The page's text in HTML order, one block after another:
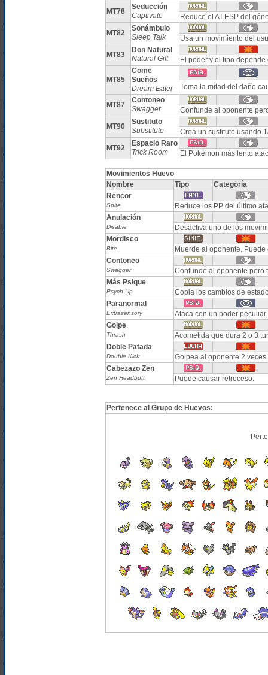
MT78
Seducción
Captivate
Reduce el AT.ESP del
MT82
Sonámbulo
Sleep Talk
Usa un movimiento del
MT83
Don Natural
Natural Gift
El poder y el tipo
MT85
Come
Sueños
Dream Eater
Toma la mitad del daño
MT87
Contoneo
Swagger
Confunde al oponente
MT90
Sustituto
Substitute
Crea un sustituto usando
MT92
Espacio Raro
Trick Room
El Pokémon más lento
Movimientos Huevo
Nombre
Tipo
Categoría
Rencor
Spite
Reduce los PP del último
Anulación
Disable
Desactiva uno de los
Mordisco
Bite
Muerde al oponente. Puede
Contoneo
Swagger
Confunde al oponente pero
Más Psique
Psych Up
Copia los cambios de
Paranormal
Extrasensory
Ataca con un poder
Golpe
Thrash
Acometida que dura 2 o 3
Doble Patada
Double Kick
Golpea al oponente 2
Cabezazo Zen
Zen Headbutt Puede causar retroceso.
Pertenece al Grupo de Huevos: